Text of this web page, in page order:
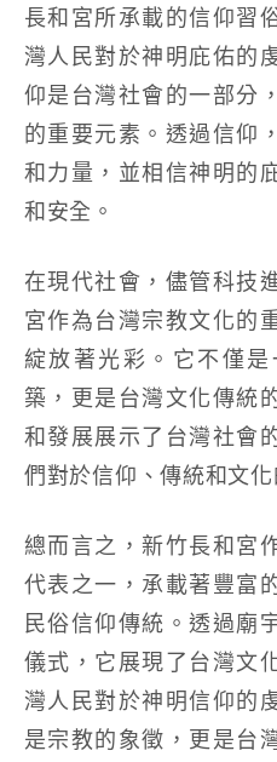
長和宮所承載的信仰習
灣人民對於神明庇佑的
仰是台灣社會的一部分
的重要元素。透過信仰
和力量，並相信神明的
和安全。
在現代社會，儘管科技
宮作為台灣宗教文化的
綻放著光彩。它不僅
築，更是台灣文化傳統
和發展展示了台灣社會
們對於信仰、傳統和文化
總而言之，新竹長和宮
代表之一，承載著豐富
民俗信仰傳統。透過廟
儀式，它展現了台灣文
灣人民對於神明信仰的
是宗教的象徵，更是台